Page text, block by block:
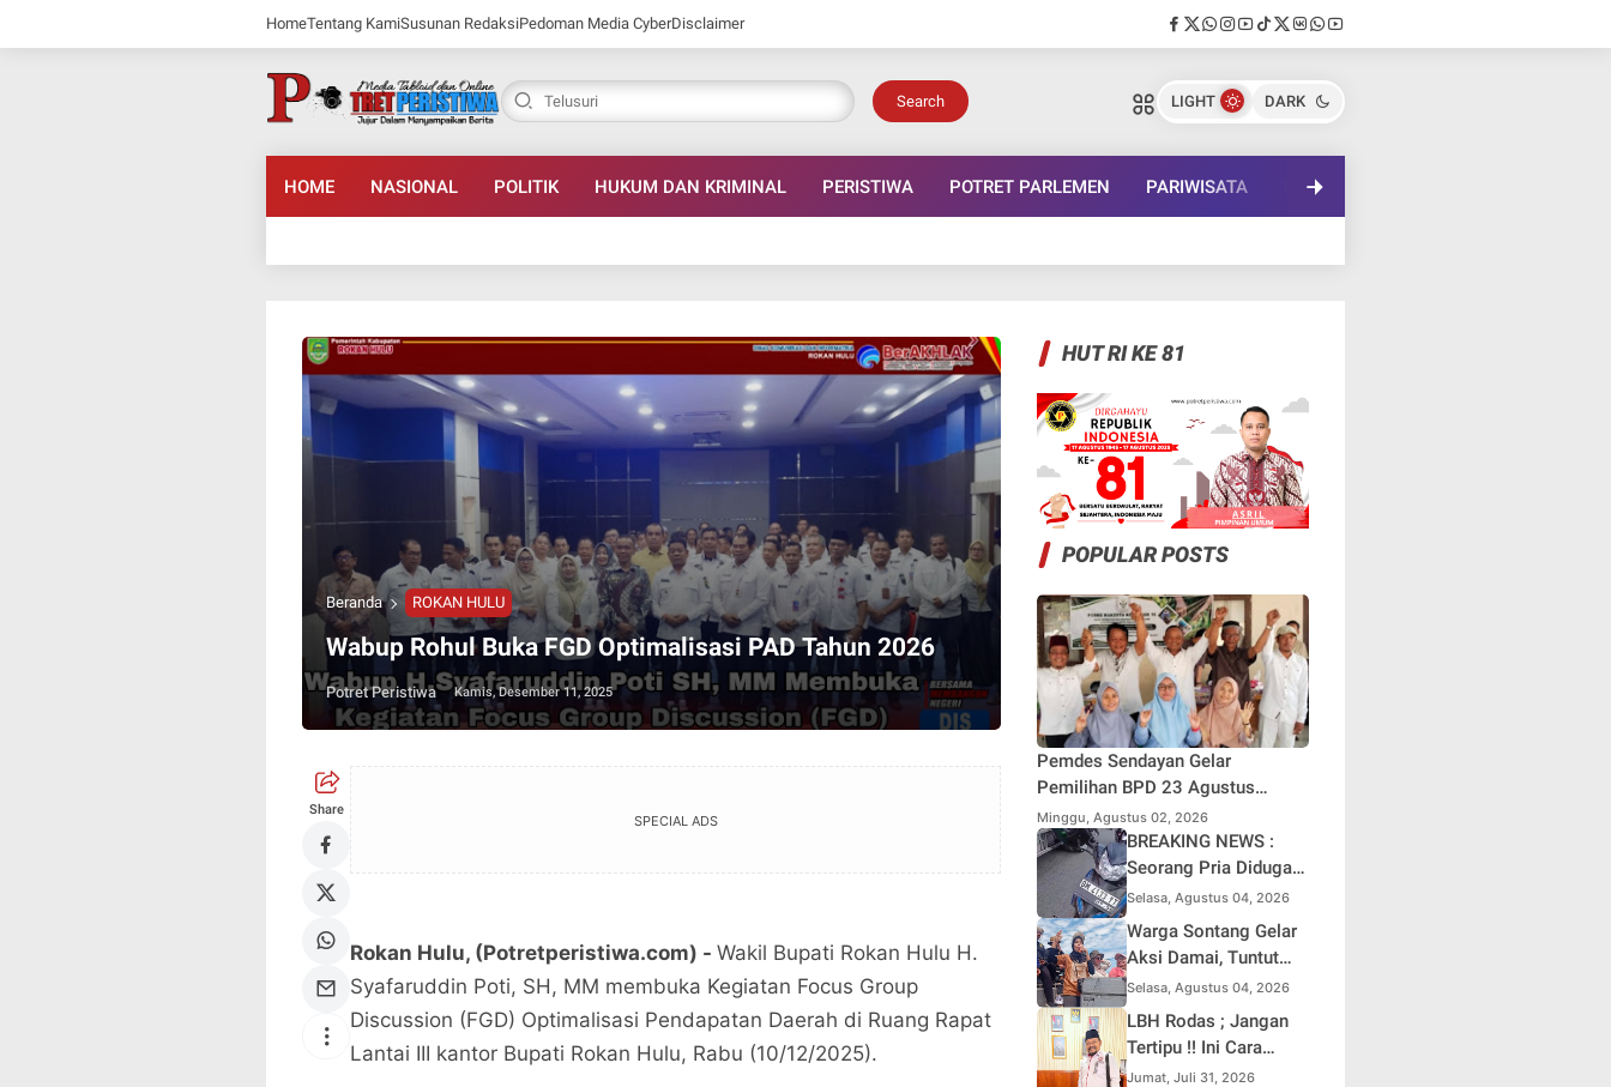
HomeTentang KamiSusunan RedaksiPedoman Media CyberDisclaimer
Search LIGHT DARK
HOME NASIONAL POLITIK HUKUM DAN KRIMINAL PERISTIWA POTRET PARLEMEN PARIWISATA PENDIDIKAN
Beranda ROKAN HULU
Wabup Rohul Buka FGD Optimalisasi PAD Tahun 2026
Potret Peristiwa Kamis, Desember 11, 2025
Share
SPECIAL ADS
Rokan Hulu, (Potretperistiwa.com) - Wakil Bupati Rokan Hulu H.
Syafaruddin Poti, SH, MM membuka Kegiatan Focus Group
Discussion (FGD) Optimalisasi Pendapatan Daerah di Ruang Rapat
Lantai III kantor Bupati Rokan Hulu, Rabu (10/12/2025).
HUT RI KE 81
POPULAR POSTS
Pemdes Sendayan Gelar
Pemilihan BPD 23 Agustus
Mendatang, Warga Berharap
Fungsi Pengawasan Berjalan
Maksimal
Minggu, Agustus 02, 2026
BREAKING NEWS :
Seorang Pria Diduga
Terjun dari Jembatan
Rantau Berangin Kuok,
Sepeda Motor
Ditinggal di Lokasi
Selasa, Agustus 04, 2026
Warga Sontang Gelar
Aksi Damai, Tuntut
Pemprov Riau Segera
Benahi Jalan Sontang-
Duri
Selasa, Agustus 04, 2026
LBH Rodas ; Jangan
Tertipu !! Ini Cara
Pasti Bedakan F.SPTI
Jumat, Juli 31, 2026